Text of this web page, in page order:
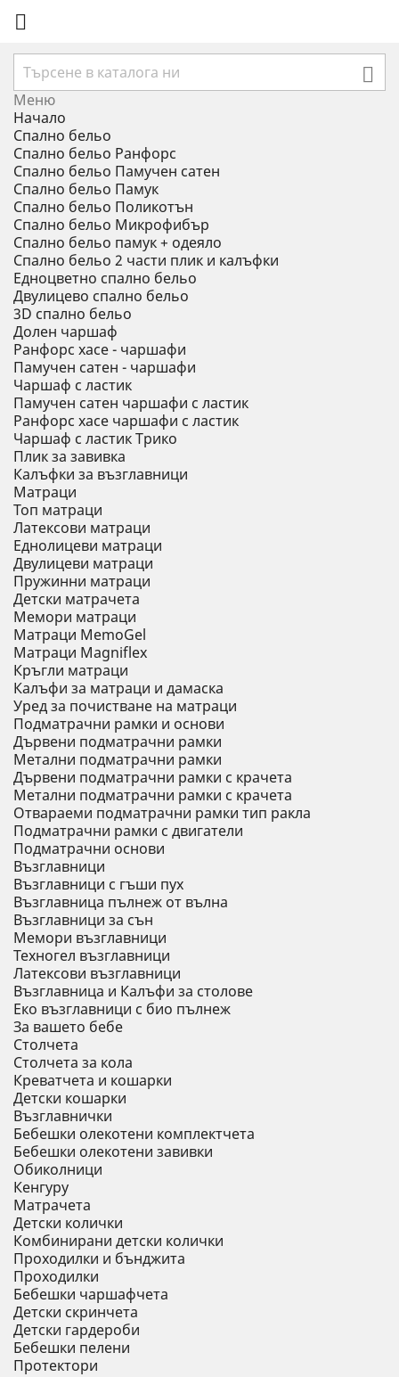


Меню
Начало
Спално бельо
Спално бельо Ранфорс
Спално бельо Памучен сатен
Спално бельо Памук
Спално бельо Поликотън
Спално бельо Микрофибър
Спално бельо памук + одеяло
Спално бельо 2 части плик и калъфки
Eдноцветно спално бельо
Двулицево спално бельо
3D спално бельо
Долен чаршаф
Ранфорс хасе - чаршафи
Памучен сатен - чаршафи
Чаршаф с ластик
Памучен сатен чаршафи с ластик
Ранфорс хасе чаршафи с ластик
Чаршаф с ластик Трико
Плик за завивкa
Калъфки за възглавници
Матраци
Топ матраци
Латексови матраци
Еднолицеви матраци
Двулицеви матраци
Пружинни матраци
Детски матрачета
Мемори матраци
Mатраци MemoGel
Матраци Мagniflex
Кръгли матраци
Калъфи за матраци и дамаска
Уред за почистване на матраци
Подматрачни рамки и основи
Дървени подматрачни рамки
Метални подматрачни рамки
Дървени подматрачни рамки с крачета
Метални подматрачни рамки с крачета
Отвараеми подматрачни рамки тип ракла
Подматрачни рамки с двигатели
Подматрачни основи
Възглавници
Възглавници с гъши пух
Възглавница пълнеж от вълна
Възглавници за сън
Мемори възглавници
Техногел възглавници
Латексови възглавници
Възглавница и Калъфи за столове
Еко възглавници с био пълнеж
За вашето бебе
Столчета
Столчета за кола
Креватчета и кошарки
Детски кошарки
Възглавнички
Бебешки oлекотени комплектчета
Бебешки олекотени завивки
Обиколници
Кенгуру
Матрачета
Детски колички
Комбинирани детски колички
Проходилки и бънджита
Проходилки
Бебешки чаршафчета
Детски скринчета
Детски гардероби
Бебешки пелени
Протектори